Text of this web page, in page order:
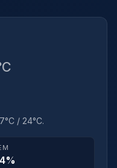
/ 24°C.